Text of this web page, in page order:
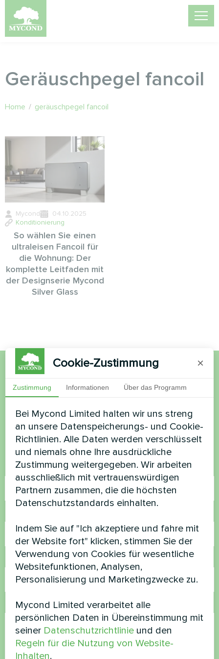
Geräuschpegel fancoil
Home / geräuschpegel fancoil
Mycond
04.10.2025
Konditionierung
So wählen Sie einen
ultraleisen Fancoil für
die Wohnung: Der
komplette Leitfaden mit
der Designserie Mycond
Silver Glass
Möchten Sie kaufen oder
haben Sie Fragen?
Kontaktieren Sie uns und wir werden Ihnen
helfen
Name
E-Mail
Kommentar
Cookie-Zustimmung ×
Zustimmung Informationen Über das Programm
Bei Mycond Limited halten wir uns streng
an unsere Datenspeicherungs- und Cookie-
Richtlinien. Alle Daten werden verschlüsselt
und niemals ohne Ihre ausdrückliche
Zustimmung weitergegeben. Wir arbeiten
ausschließlich mit vertrauenswürdigen
Partnern zusammen, die die höchsten
Datenschutzstandards einhalten.
Indem Sie auf "Ich akzeptiere und fahre mit
der Website fort" klicken, stimmen Sie der
Verwendung von Cookies für wesentliche
Websitefunktionen, Analysen,
Personalisierung und Marketingzwecke zu.
Mycond Limited verarbeitet alle
persönlichen Daten in Übereinstimmung mit
seiner Datenschutzrichtlinie und den
Regeln für die Nutzung von Website-
Inhalten.